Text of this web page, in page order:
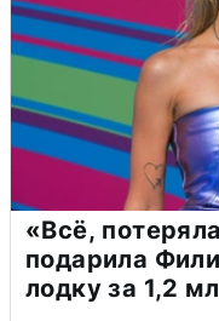
«Всё,
подарила
лодку за 1,2